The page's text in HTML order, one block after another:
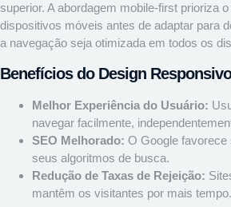
superior. A abordagem mobile-first prioriza
dispositivos móveis antes de adaptar para
a navegação seja otimizada em todos os
Benefícios do Design Responsivo
Melhor Experiência do Usuário:
navegar facilmente,
SEO Melhorado: O Google
seus algoritmos de busca.
Redução de Taxas de Rejeição:
mantêm os visitantes por mais tempo.